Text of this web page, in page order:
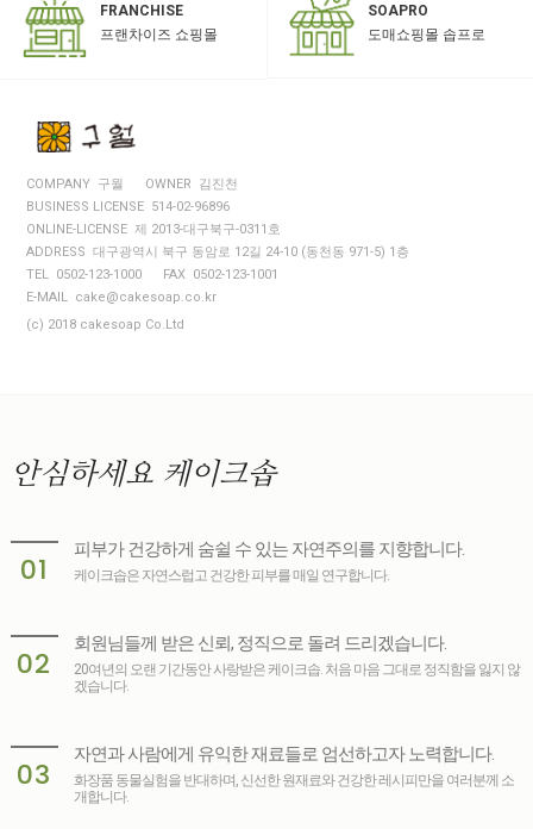
FRANCHISE
프랜차이즈 쇼핑몰
SOAPRO
도매쇼핑몰 솝프로
COMPANY 구월
OWNER 김진천
BUSINESS LICENSE 514-02-96896
ONLINE-LICENSE 제 2013-대구북구-0311호
ADDRESS 대구광역시 북구 동암로 12길 24-10 (동천동 971-5) 1층
TEL 0502-123-1000
FAX 0502-123-1001
E-MAIL cake@cakesoap.co.kr
(c) 2018 cakesoap Co.Ltd
안심하세요 케이크솝
01
피부가 건강하게 숨쉴 수 있는 자연주의를 지향합니다.
케이크솝은 자연스럽고 건강한 피부를 매일 연구합니다.
02
회원님들께 받은 신뢰, 정직으로 돌려 드리겠습니다.
20여년의 오랜 기간동안 사랑받은 케이크솝. 처음 마음 그대로 정직함을 잃지 않
겠습니다.
03
자연과 사람에게 유익한 재료들로 엄선하고자 노력합니다.
화장품 동물실험을 반대하며, 신선한 원재료와 건강한 레시피만을 여러분께 소
개합니다.